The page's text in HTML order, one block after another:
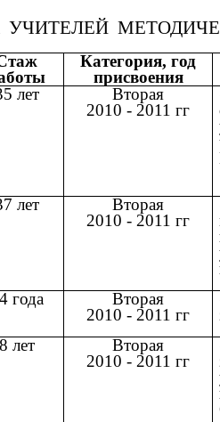
Категория, год
присвоения
лет
Вторая
2010 - 2011 гг
лет
Вторая
2010 - 2011 гг
года
Вторая
2010 - 2011 гг
8 лет
Вторая
2010 - 2011 гг